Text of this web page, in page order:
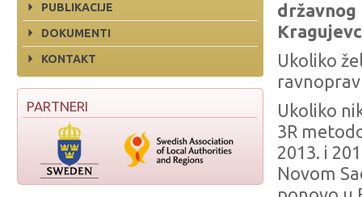
PUBLIKACIJE
DOKUMENTI
KONTAKT
PARTNERI
državnog
Ukoliko
Ukoliko
3R
2013. i
Novom